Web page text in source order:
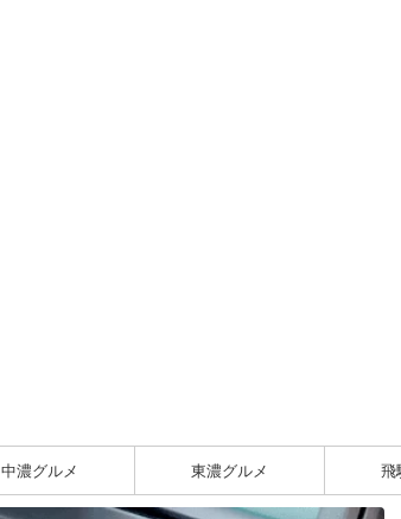
中濃グルメ 東濃グルメ 飛